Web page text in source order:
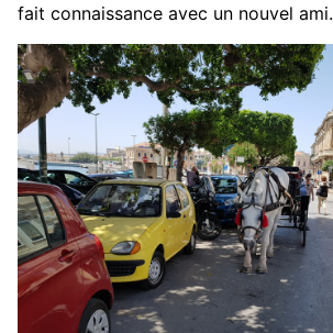
fait connaissance avec un nouvel ami.